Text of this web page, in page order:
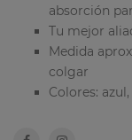
absorción
Tu mejor
Medida
colgar
Colores: